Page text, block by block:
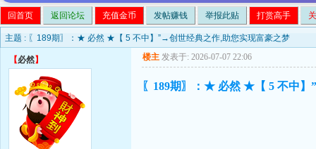
回首页 返回论坛 充值金币 发帖赚钱 举报此贴 打赏高手
主题 : 〖189期〗：★ 必然 ★【 5 不中】”→创世经典之作,助您实现富豪之梦
【必然】 楼主 发表于: 2026-07-07 22:06
〖189期〗：★ 必然 ★【 5 不中